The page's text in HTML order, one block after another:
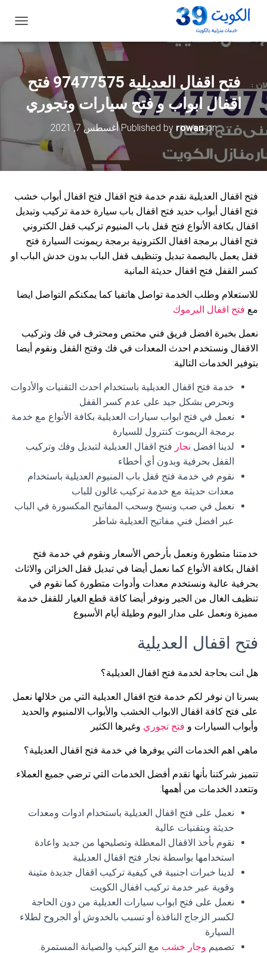
ب
د
ل
ل
فتح اقفال العديلية 97477575 فتح
اقفال ابواب و فتح سيارات وتجوري
Published by rowanon أغسطس 7, 2021
فتح اقفال العديلية نقدم خدمة فتح اقفال فتح اقفال أبواب خشب
فتح اقفال أبواب حديد فتح اقفال باب سيارة خدمة تركيب وتبديل
اقفال بكافة الأنواع فتح قفل باب المنيوم تركيب قفل الكتروني
فتح اقفال برمجة اقفال الكترونية برمجة ريمونت السيارة فتح
قفل يعمل بالبصمة تبديل وتنظيف قفل الباب بدون خدش الباب او
كسر القفل فتح اقفال حديثة المانية
للاستعلام وطلب الخدمة تواصل هاتفيا كما يمكنكم التواصل ايضا
مع فتح اقفال اليرموك
نعمل بخبرة افضل فريق فني مختص ومحترف في فك وتركيب
الاقفال ونستخدم احدث المعدات في فك وفتح القفل ونقوم أيضا
بتوفير الخدمات التالية:
خدمة فتح اقفال العديلية باستخدام احدث التقنيات والأدوات
ونحرص بشكل جيد على عدم كسر القفل
نعمل في فتح ابواب سيارات العديلية بكافة الأنواع مع خدمة
برمجة الريموت كنترول للسيارة
لدينا افضل نجار فتح اقفال العديلية لتبديل وفك وتركيب
القفل بحرفية وبدون أي أخطاء
نقوم في خدمة فتح قفل باب المنيوم العديلية باستخدام
معدات حديثة مع خدمة تركيب غالون للباب
نعمل في صب ونسخ وسحب المفاتيح المكسورة في الباب
عبر افضل فني مفاتيح العديلية شاطر
خدمتنا متطورة ونعمل بأرخص الأسعار ونقوم في خدمة فتح
اقفال بكافة الأنواع كما نعمل أيضا في تبديل قفل الخزائن والاثاث
بحرفية عالية ونستخدم معدات وأدوات متطورة كما نقوم في
تنظيف الغال من الجير ونوفر أيضا كافة قطع الغيار للقفل خدمة
مميزة ونعمل على مدار اليوم وطيلة أيام الأسبوع
فتح اقفال العديلية
هل انت بحاجة لخدمة فتح اقفال العديلية؟
يسرنا ان نوفر لكم خدمة فتح اقفال العديلية التي من خلالها نعمل
على فتح كافة اقفال الابواب الخشب والأبواب الالمنيوم والحديد
وأبواب السيارات و فتح تجوري وغيرها الكثير
ماهي اهم الخدمات التي يوفرها في خدمة فتح اقفال العديلية؟
تتميز شركتنا بأنها تقدم أفضل الخدمات التي ترضي جميع العملاء.
وتتعدد الخدمات من أهمها:
نعمل على فتح اقفال العديلية باستخدام ادوات ومعدات
حديثة وبتقنيات عالية
نقوم بأخذ الاقفال المعطلة وتصليحها من جديد واعادة
استخدامها بواسطة نجار فتح اقفال العديلية
لدينا خبرات اجنبية في كيفية تركيب اقفال جديدة متينة
وقوية عبر خدمة تركيب اقفال الكويت
نعمل على فتح ابواب سيارات العديلية من دون الحاجة
لكسر الزجاج النافذة أو تسبب بالخدوش أو الجروح لطلاء
السيارة.
تصميم وجار خشب مع التركيب والصيانة المستمرة.